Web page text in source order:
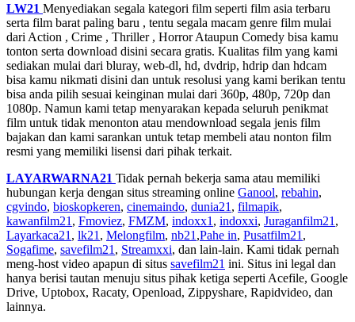
LW21 Menyediakan segala kategori film seperti film asia terbaru
serta film barat paling baru , tentu segala macam genre film mulai
dari Action , Crime , Thriller , Horror Ataupun Comedy bisa kamu
tonton serta download disini secara gratis. Kualitas film yang kami
sediakan mulai dari bluray, web-dl, hd, dvdrip, hdrip dan hdcam
bisa kamu nikmati disini dan untuk resolusi yang kami berikan tentu
bisa anda pilih sesuai keinginan mulai dari 360p, 480p, 720p dan
1080p. Namun kami tetap menyarakan kepada seluruh penikmat
film untuk tidak menonton atau mendownload segala jenis film
bajakan dan kami sarankan untuk tetap membeli atau nonton film
resmi yang memiliki lisensi dari pihak terkait.
LAYARWARNA21 Tidak pernah bekerja sama atau memiliki
hubungan kerja dengan situs streaming online Ganool, rebahin,
cgvindo, bioskopkeren, cinemaindo, dunia21 , filmapik,
kawanfilm21 , Fmoviez, FMZM, indoxx1 , indoxxi, Juraganfilm21 ,
Layarkaca21 , lk21 , Melongfilm, nb21 ,Pahe in, Pusatfilm21 ,
Sogafime, savefilm21 , Streamxxi, dan lain-lain. Kami tidak pernah
meng-host video apapun di situs savefilm21 ini. Situs ini legal dan
hanya berisi tautan menuju situs pihak ketiga seperti Acefile, Google
Drive, Uptobox, Racaty, Openload, Zippyshare, Rapidvideo, dan
lainnya.